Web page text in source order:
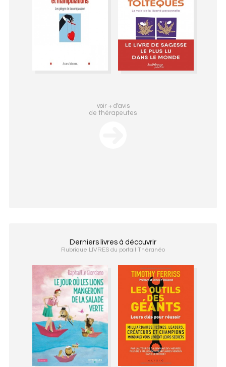
voir + d'avis
de thérapeutes
Derniers livres à découvrir
Rubrique LIVRES du portail Théranéo